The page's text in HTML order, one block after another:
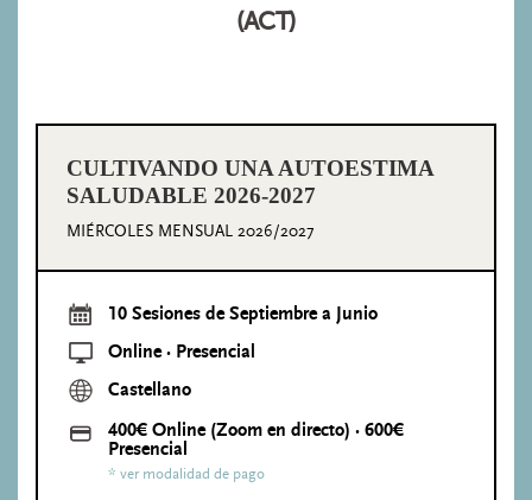
(ACT)
CULTIVANDO UNA AUTOESTIMA
SALUDABLE 2026-2027
MIÉRCOLES MENSUAL 2026/2027
10 Sesiones de Septiembre a Junio
Online · Presencial
Castellano
400€ Online (Zoom en directo) · 600€
Presencial
* ver modalidad de pago